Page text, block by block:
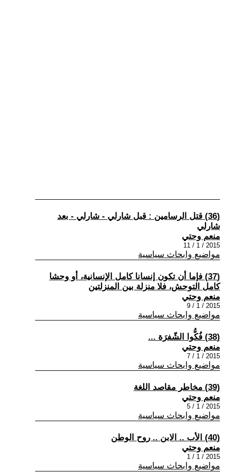
(36) قتل الرسامين : قبل شارلي - شارلي - بعد
شارلي
منعم وحتي
2015 / 1 / 11
مواضيع وابحاث سياسية
(37) فإما أن تكون إنسانا كامل الإنسانية، أو وحشا
كامل التوحش، فلا منزلة بين المنزلتين
منعم وحتي
2015 / 1 / 9
مواضيع وابحاث سياسية
(38) فُكُّوا الشّفرَة ...
منعم وحتي
2015 / 1 / 7
مواضيع وابحاث سياسية
(39) مخاطر مقاصد اللغة
منعم وحتي
2015 / 1 / 5
مواضيع وابحاث سياسية
(40) الأب .. الابن .. روح الوطن
منعم وحتي
2015 / 1 / 1
مواضيع وابحاث سياسية